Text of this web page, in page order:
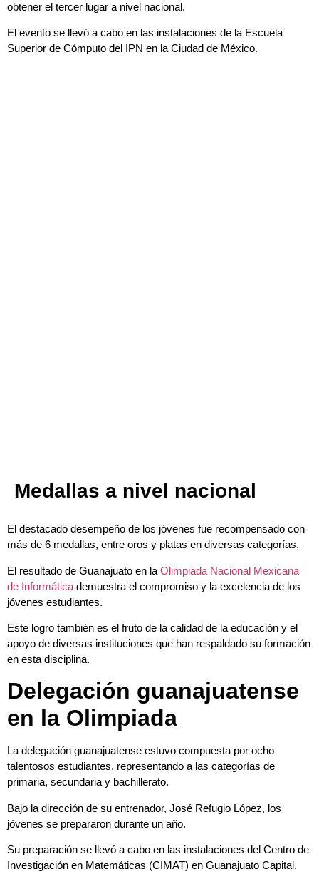
obtener el tercer lugar a nivel nacional.
El evento se llevó a cabo en las instalaciones de la Escuela
Superior de Cómputo del IPN en la Ciudad de México.
Medallas a nivel nacional
El destacado desempeño de los jóvenes fue recompensado con
más de 6 medallas, entre oros y platas en diversas categorías.
El resultado de Guanajuato en la Olimpiada Nacional Mexicana
de Informática demuestra el compromiso y la excelencia de los
jóvenes estudiantes.
Este logro también es el fruto de la calidad de la educación y el
apoyo de diversas instituciones que han respaldado su formación
en esta disciplina.
Delegación guanajuatense
en la Olimpiada
La delegación guanajuatense estuvo compuesta por ocho
talentosos estudiantes, representando a las categorías de
primaria, secundaria y bachillerato.
Bajo la dirección de su entrenador, José Refugio López, los
jóvenes se prepararon durante un año.
Su preparación se llevó a cabo en las instalaciones del Centro de
Investigación en Matemáticas (CIMAT) en Guanajuato Capital.